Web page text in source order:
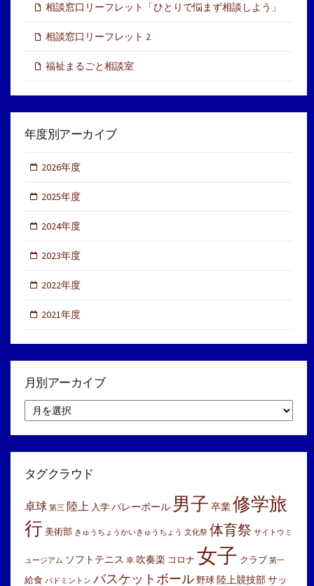
相談窓口リーフレット「ひとりで悩まず相談しよう」
相談窓口リーフレット 2
福祉まるごと相談室
年度別アーカイブ
2026年度
2025年度
2024年度
2023年度
2022年度
2021年度
月別アーカイブ
別
ア
イ
タグクラウド
卓球 第三 陸上 入学 バレーボール 男子 卒業修学旅
行 美術部 きゅうちょうかいきゅうちょう 文化祭 体育祭 サイトウミ
ュージアム ソフトテニス 幸 吹奏楽 コロナ 女子 クラブ 第一
給食 バドミントン バスケットボール 野球 陸上競技部サッ